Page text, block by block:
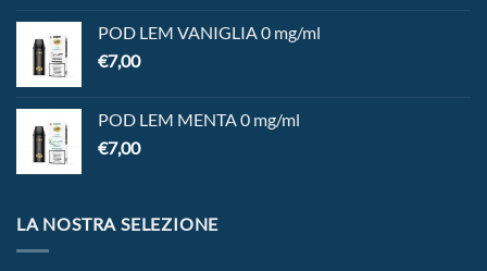
POD LEM VANIGLIA 0 mg/ml
€7,00
POD LEM MENTA 0 mg/ml
€7,00
LA NOSTRA SELEZIONE